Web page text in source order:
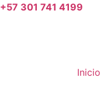
+57 301 741 4199
Inicio